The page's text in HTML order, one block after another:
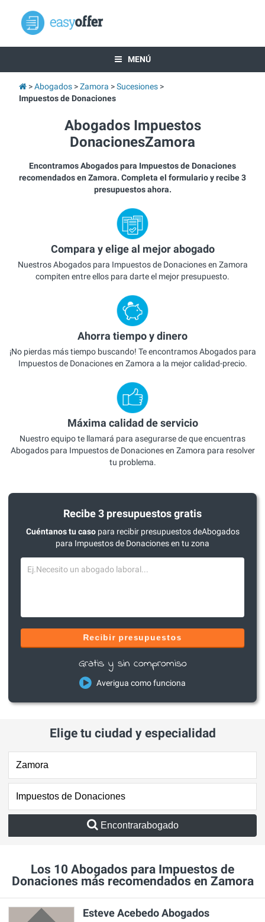
MENÚ
Abogados Zamora
Sucesiones
Impuestos de Donaciones
Abogados Impuestos
DonacionesZamora
Encontramos Abogados para Impuestos de Donaciones
recomendados en Zamora. Completa el formulario y recibe 3
presupuestos ahora.
Compara y elige al mejor abogado
Nuestros Abogados para Impuestos de Donaciones en Zamora
compiten entre ellos para darte el mejor presupuesto.
Ahorra tiempo y dinero
¡No pierdas más tiempo buscando! Te encontramos Abogados para
Impuestos de Donaciones en Zamora a la mejor calidad-precio.
Máxima calidad de servicio
Nuestro equipo te llamará para asegurarse de que encuentras
Abogados para Impuestos de Donaciones en Zamora para resolver
tu problema.
Recibe 3 presupuestos gratis
Cuéntanos tu casopara recibir presupuestos deAbogados
para Impuestos de Donaciones en tu zona
Recibir presupuestos
Gratis y sin compromiso
Averigua como funciona
Elige tu ciudad y especialidad
Encontrarabogado
Los 10 Abogados para Impuestos de
Donaciones más recomendados en Zamora
Esteve Acebedo Abogados